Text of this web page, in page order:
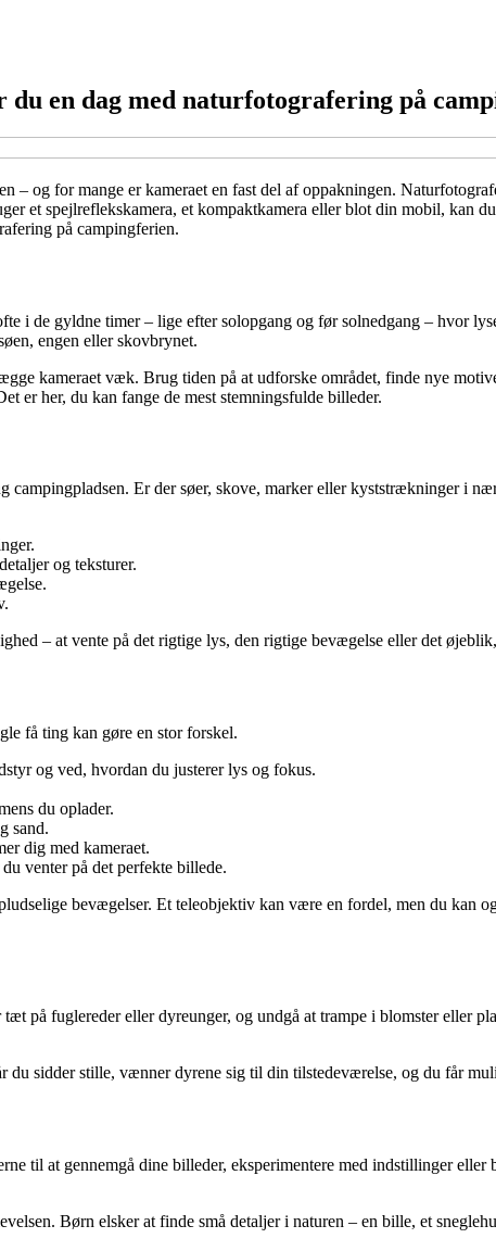
en dag med naturfotografering på
– og for mange er kameraet en fast del af oppakningen.
et spejlreflekskamera, et kompaktkamera eller blot din mobil, kan
på campingferien.
i de gyldne timer – lige efter solopgang og før solnedgang – hvor
engen eller skovbrynet.
kameraet væk. Brug tiden på at udforske området, finde nye
er her, du kan fange de mest stemningsfulde billeder.
campingpladsen. Er der søer, skove, marker eller kyststrækninger i
og teksturer.
– at vente på det rigtige lys, den rigtige bevægelse eller det
få ting kan gøre en stor forskel.
og ved, hvordan du justerer lys og fokus.
du oplader.
sand.
dig med kameraet.
venter på det perfekte billede.
bevægelser. Et teleobjektiv kan være en fordel, men du kan
på fuglereder eller dyreunger, og undgå at trampe i blomster eller
sidder stille, vænner dyrene sig til din tilstedeværelse, og du får
til at gennemgå dine billeder, eksperimentere med indstillinger
Børn elsker at finde små detaljer i naturen – en bille, et